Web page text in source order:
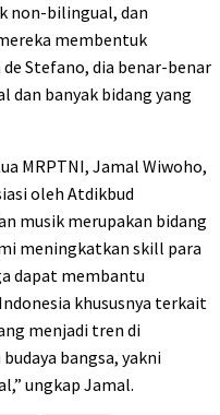
non-bilingual, dan
membentuk
Stefano, dia benar-benar
dan banyak bidang yang
MRPTNI, Jamal Wiwoho,
oleh Atdikbud
musik merupakan bidang
meningkatkan skill para
dapat membantu
khususnya terkait
menjadi tren di
bangsa, yakni
ungkap Jamal.